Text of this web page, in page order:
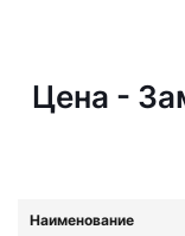
Цена -
Наименование